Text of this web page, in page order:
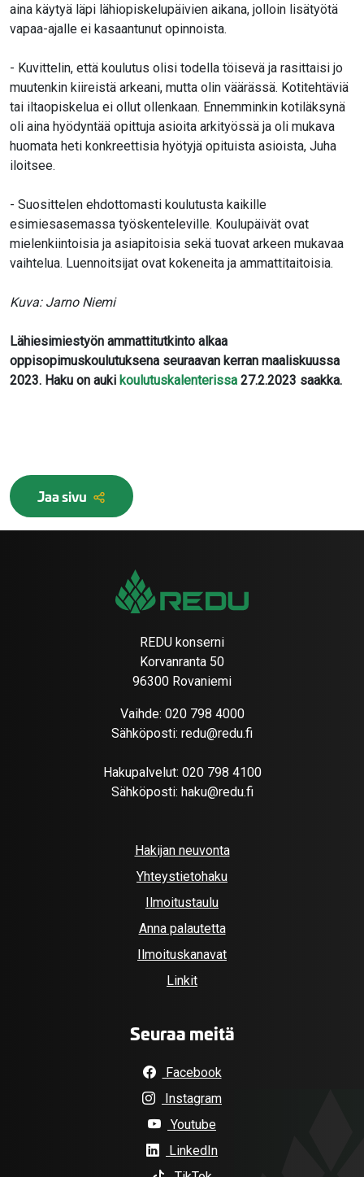
aina käytyä läpi lähiopiskelupäivien aikana, jolloin lisätyötä
vapaa-ajalle ei kasaantunut opinnoista.
- Kuvittelin, että koulutus olisi todella töisevä ja rasittaisi jo
muutenkin kiireistä arkeani, mutta olin väärässä. Kotitehtäviä
tai iltaopiskelua ei ollut ollenkaan. Ennemminkin kotiläksynä
oli aina hyödyntää opittuja asioita arkityössä ja oli mukava
huomata heti konkreettisia hyötyjä opituista asioista, Juha
iloitsee.
- Suosittelen ehdottomasti koulutusta kaikille
esimiesasemassa työskenteleville. Koulupäivät ovat
mielenkiintoisia ja asiapitoisia sekä tuovat arkeen mukavaa
vaihtelua. Luennoitsijat ovat kokeneita ja ammattitaitoisia.
Kuva: Jarno Niemi
Lähiesimiestyön ammattitutkinto alkaa
oppisopimuskoulutuksena seuraavan kerran maaliskuussa
2023. Haku on auki koulutuskalenterissa 27.2.2023 saakka.
Jaa sivu
REDU konserni
Korvanranta 50
96300 Rovaniemi
Vaihde: 020 798 4000
Sähköposti: redu@redu.fi
Hakupalvelut: 020 798 4100
Sähköposti: haku@redu.fi
Hakijan neuvonta
Yhteystietohaku
Ilmoitustaulu
Anna palautetta
Ilmoituskanavat
Linkit
Seuraa meitä
Facebook
Instagram
Youtube
LinkedIn